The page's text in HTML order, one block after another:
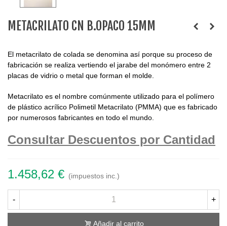
METACRILATO CN B.OPACO 15MM
El metacrilato de colada se denomina así porque su proceso de
fabricación se realiza vertiendo el jarabe del monómero entre 2
placas de vidrio o metal que forman el molde.
Metacrilato es el nombre comúnmente utilizado para el polímero
de plástico acrílico Polimetil Metacrilato (PMMA) que es fabricado
por numerosos fabricantes en todo el mundo.
Consultar Descuentos por Cantidad
1.458,62 € (impuestos inc.)
- +
Añadir al carrito